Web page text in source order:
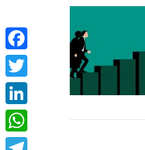
Facebook
Twitter
LinkedIn
WhatsApp